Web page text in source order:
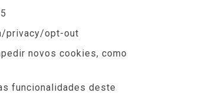
privacy/opt-out
novos cookies, como
funcionalidades deste